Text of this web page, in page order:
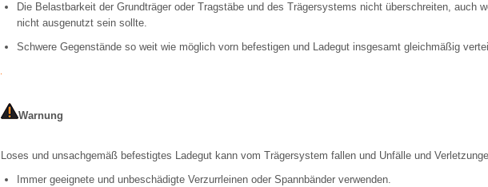
Die Belastbarkeit der Grundträger oder Tragstäbe und des Trägersystems nicht überschreiten, auch
nicht ausgenutzt sein sollte.
Schwere Gegenstände so weit wie möglich vorn befestigen und Ladegut insgesamt gleichmäßig
Warnung
Loses und unsachgemäß befestigtes Ladegut kann vom Trägersystem fallen und Unfälle und
Immer geeignete und unbeschädigte Verzurrleinen oder Spannbänder verwenden.